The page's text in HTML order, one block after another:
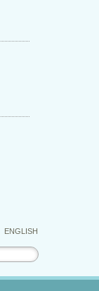
ENGLISH